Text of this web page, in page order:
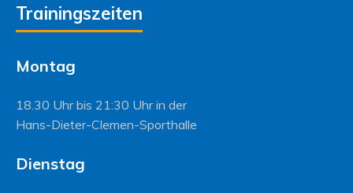
Trainingszeiten
Montag
18.30 Uhr bis 21:30 Uhr in der
Hans-Dieter-Clemen-Sporthalle
Dienstag